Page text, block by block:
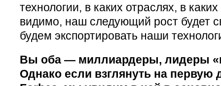
технологии, в каких отраслях, в
видимо, наш следующий рост будет
будем экспортировать наши
Вы оба — миллиардеры, лидеры
Однако если взглянуть на первую